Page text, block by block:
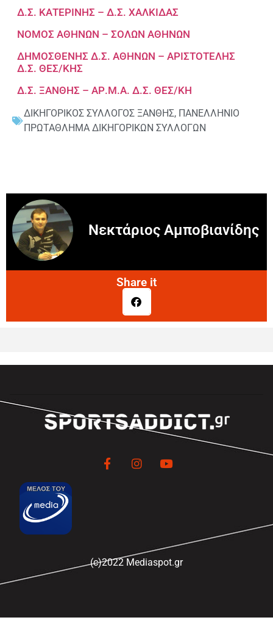
Δ.Σ. ΚΑΤΕΡΙΝΗΣ – Δ.Σ. ΧΑΛΚΙΔΑΣ
ΝΟΜΟΣ ΑΘΗΝΩΝ – ΣΟΛΩΝ ΑΘΗΝΩΝ
ΔΗΜΟΣΘΕΝΗΣ Δ.Σ. ΑΘΗΝΩΝ – ΑΡΙΣΤΟΤΕΛΗΣ
Δ.Σ. ΘΕΣ/ΚΗΣ
Δ.Σ. ΞΑΝΘΗΣ – ΑΡ.Μ.Α. Δ.Σ. ΘΕΣ/ΚΗ
ΔΙΚΗΓΟΡΙΚΟΣ ΣΥΛΛΟΓΟΣ ΞΑΝΘΗΣ, ΠΑΝΕΛΛΗΝΙΟ
ΠΡΩΤΑΘΛΗΜΑ ΔΙΚΗΓΟΡΙΚΩΝ ΣΥΛΛΟΓΩΝ
Νεκτάριος Αμποβιανίδης
Share it
(c)2022 Mediaspot.gr